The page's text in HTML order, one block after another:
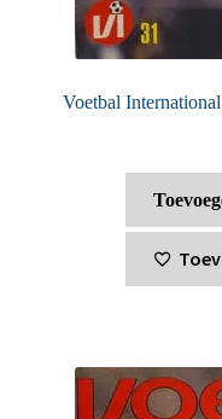
Voetbal